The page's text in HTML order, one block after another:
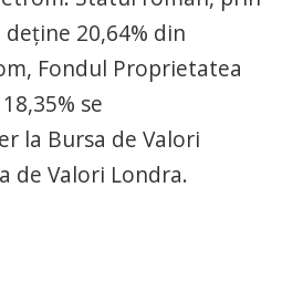
20,64% din
Fondul Proprietatea
se
la Bursa de Valori
de Valori Londra.